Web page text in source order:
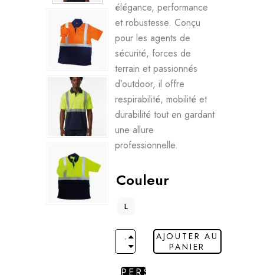
élégance, performance
et robustesse. Conçu
pour les agents de
sécurité, forces de
terrain et passionnés
d’outdoor, il offre
respirabilité, mobilité et
durabilité tout en gardant
une allure
professionnelle.
Couleur
L
AJOUTER AU
PANIER